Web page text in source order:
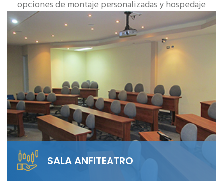
opciones de montaje personalizadas y hospedaje
SALA ANFITEATRO